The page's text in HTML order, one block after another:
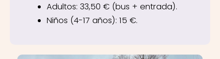
Adultos: 33,50 € (bus + entrada).
Niños (4-17 años): 15 €.